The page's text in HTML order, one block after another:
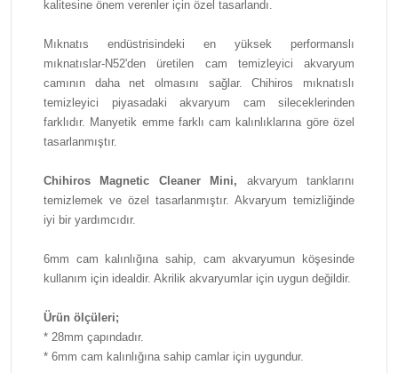
kalitesine önem verenler için özel tasarlandı.
Mıknatıs endüstrisindeki en yüksek performanslı
mıknatıslar-N52'den üretilen cam temizleyici akvaryum
camının daha net olmasını sağlar. Chihiros mıknatıslı
temizleyici piyasadaki akvaryum cam sileceklerinden
farklıdır. Manyetik emme farklı cam kalınlıklarına göre özel
tasarlanmıştır.
Chihiros Magnetic Cleaner Mini, akvaryum tanklarını
temizlemek ve özel tasarlanmıştır. Akvaryum temizliğinde
iyi bir yardımcıdır.
6mm cam kalınlığına sahip, cam akvaryumun köşesinde
kullanım için idealdir. Akrilik akvaryumlar için uygun değildir.
Ürün ölçüleri;
* 28mm çapındadır.
* 6mm cam kalınlığına sahip camlar için uygundur.